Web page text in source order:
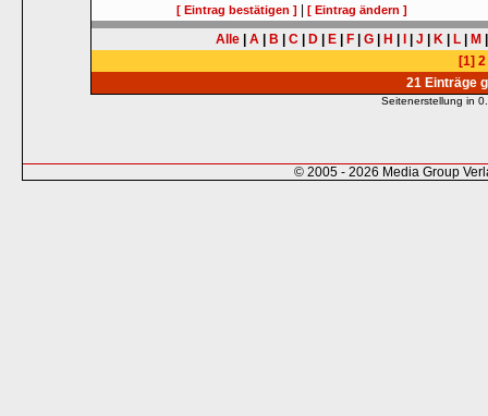
[ Eintrag bestätigen ] |[ Eintrag ändern ]
Alle A B C D E F G H J K L M
[1] 2
21 Einträge
Seitenerstellung in
© 2005 - 2026 Media Group